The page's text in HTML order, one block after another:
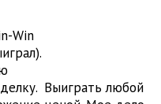
Win
Выиграть любой